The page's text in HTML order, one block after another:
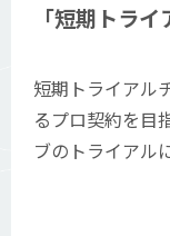
「短期トライ
短期トライアル
るプロ契約を目
ブのトライアル